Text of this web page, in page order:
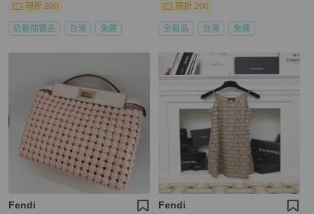
現折 200
近新閒置品 台灣 免運
現折 200
全新品 台灣 免運
Fendi Fendi